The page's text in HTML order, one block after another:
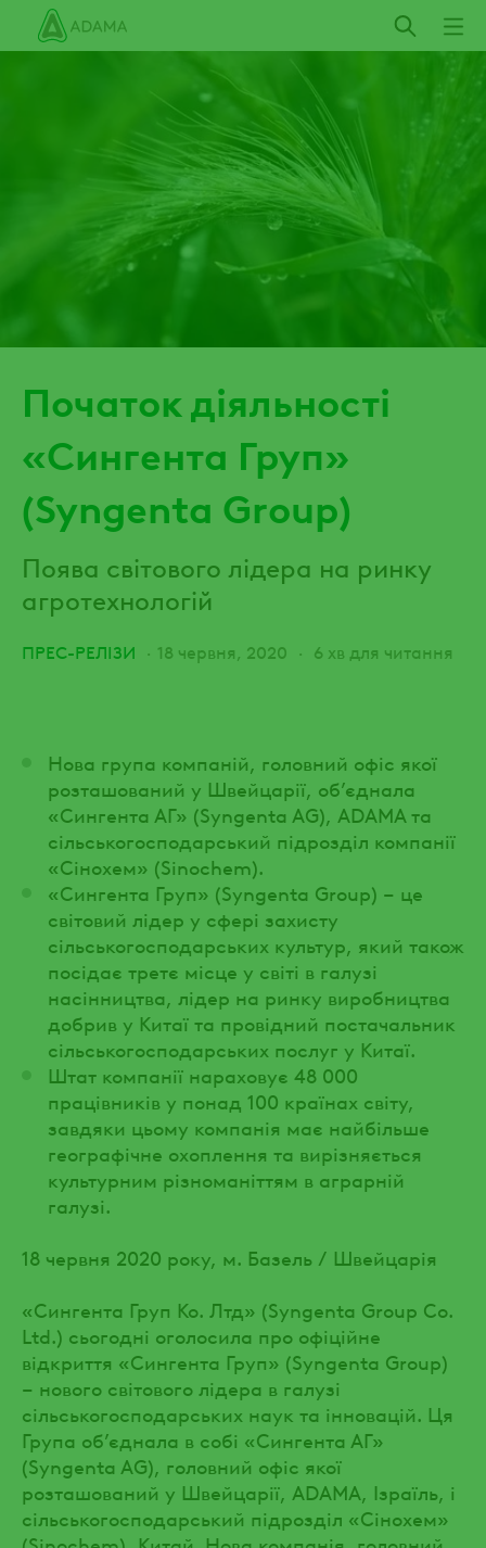
Пропустити
Початок діяльності
«Сингента Груп»
(Syngenta Group)
Поява світового лідера на ринку
агротехнологій
ПРЕС-РЕЛІЗИ 18 червня, 2020 6 хв для читання
Нова група компаній, головний офіс якої
розташований у Швейцарії, об’єднала
«Сингента АГ» (Syngenta AG), ADAMA та
сільськогосподарський підрозділ компанії
«Сінохем» (Sinochem).
«Сингента Груп» (Syngenta Group) – це
світовий лідер у сфері захисту
сільськогосподарських культур, який також
посідає третє місце у світі в галузі
насінництва, лідер на ринку виробництва
добрив у Китаї та провідний постачальник
сільськогосподарських послуг у Китаї.
Штат компанії нараховує 48 000
працівників у понад 100 країнах світу,
завдяки цьому компанія має найбільше
географічне охоплення та вирізняється
культурним різноманіттям в аграрній
галузі.
18 червня 2020 року, м. Базель / Швейцарія
«Сингента Груп Ко. Лтд» (Syngenta Group Co.
Ltd.) сьогодні оголосила про офіційне
відкриття «Сингента Груп» (Syngenta Group)
– нового світового лідера в галузі
сільськогосподарських наук та інновацій. Ця
Група об’єднала в собі «Сингента АГ»
(Syngenta AG), головний офіс якої
розташований у Швейцарії, ADAMA, Ізраїль, і
сільськогосподарський підрозділ «Сінохем»